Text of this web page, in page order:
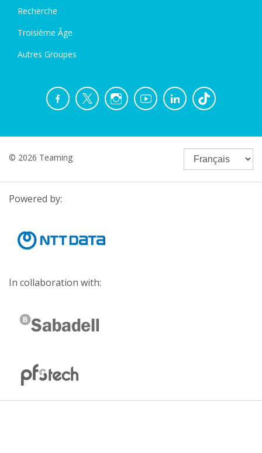
Recherche
Troisième Âge
Autres Groupes
© 2026 Teaming
Powered by:
In collaboration with: